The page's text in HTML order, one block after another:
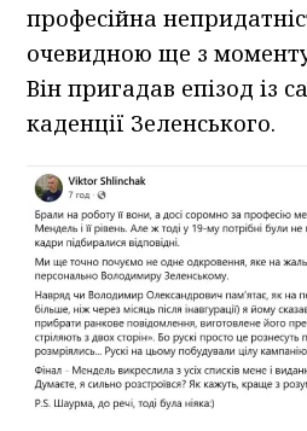
професійна
очевидною ще з
Він пригадав епізод із
каденції Зеленського.